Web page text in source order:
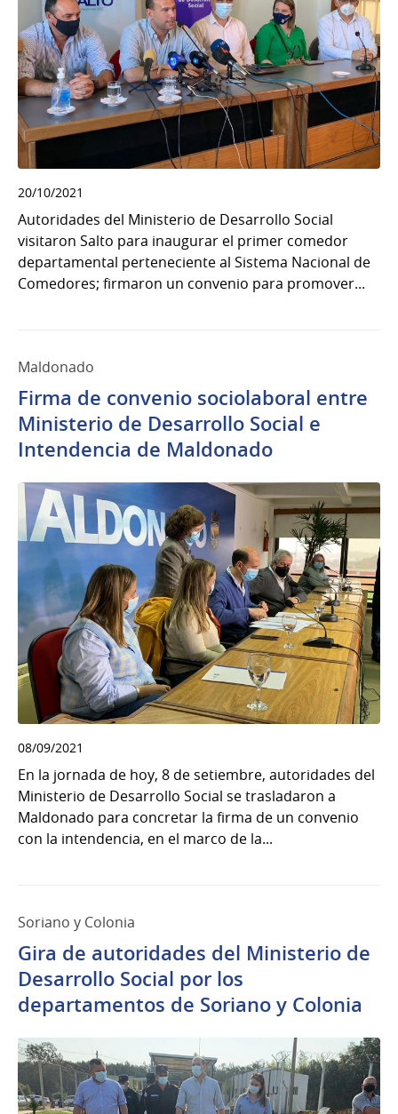
20/10/2021
Autoridades del Ministerio de Desarrollo Social
visitaron Salto para inaugurar el primer comedor
departamental perteneciente al Sistema Nacional de
Comedores; firmaron un convenio para promover...
Maldonado
Firma de convenio sociolaboral entre
Ministerio de Desarrollo Social e
Intendencia de Maldonado
08/09/2021
En la jornada de hoy, 8 de setiembre, autoridades del
Ministerio de Desarrollo Social se trasladaron a
Maldonado para concretar la firma de un convenio
con la intendencia, en el marco de la...
Soriano y Colonia
Gira de autoridades del Ministerio de
Desarrollo Social por los
departamentos de Soriano y Colonia